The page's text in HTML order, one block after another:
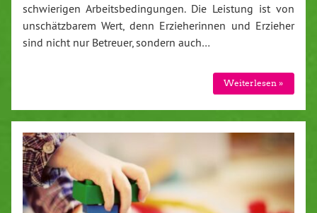
schwierigen Arbeitsbedingungen. Die Leistung ist von
unschätzbarem Wert, denn Erzieherinnen und Erzieher
sind nicht nur Betreuer, sondern auch…
Weiterlesen »